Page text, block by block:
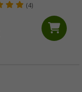
(4)